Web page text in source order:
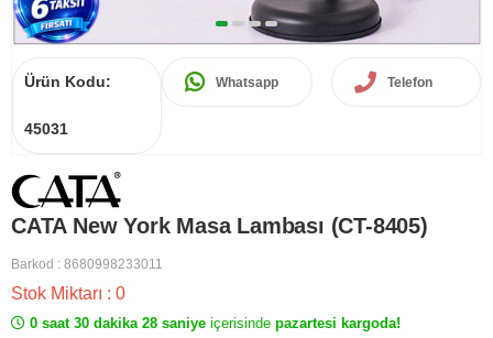
Ürün Kodu:
45031
Whatsapp Telefon
CATA New York Masa Lambası (CT-8405)
Barkod : 8680998233011
Stok Miktarı : 0
0 saat 30 dakika 28 saniye içerisinde pazartesi kargoda!